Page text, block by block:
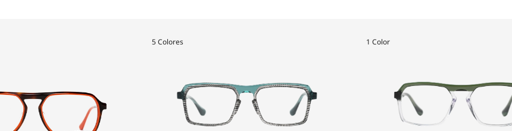
5 Colores 1 Color